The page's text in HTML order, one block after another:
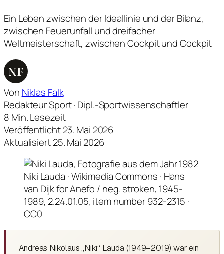
Ein Leben zwischen der Ideallinie und der Bilanz,
zwischen Feuerunfall und dreifacher
Weltmeisterschaft, zwischen Cockpit und Cockpit
NF
Von Niklas Falk
Redakteur Sport · Dipl.-Sportwissenschaftler
8 Min. Lesezeit
Veröffentlicht 23. Mai 2026
Aktualisiert 25. Mai 2026
Niki Lauda · Wikimedia Commons · Hans
van Dijk for Anefo / neg. stroken, 1945-
1989, 2.24.01.05, item number 932-2315 ·
CC0
Andreas Nikolaus „Niki“ Lauda (1949–2019) war ein